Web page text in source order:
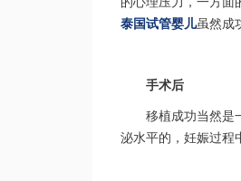
泰国试管婴儿虽然成
手术后
移植成功当然是
泌水平的，妊娠过程